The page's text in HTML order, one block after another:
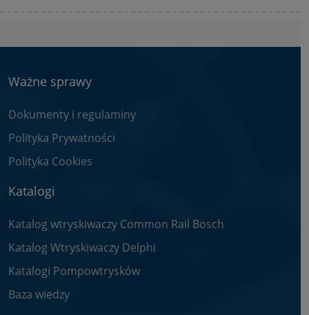
Ważne sprawy
Dokumenty i regulaminy
Polityka Prywatności
Polityka Cookies
Katalogi
Katalog wtryskiwaczy Common Rail Bosch
Katalog Wtryskiwaczy Delphi
Katalogi Pompowtrysków
Baza wiedzy